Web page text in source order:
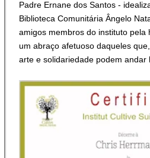
Padre Ernane dos Santos -
Biblioteca Comunitária Ângelo
amigos membros do instituto pela
um abraço afetuoso daqueles
arte e solidariedade podem andar